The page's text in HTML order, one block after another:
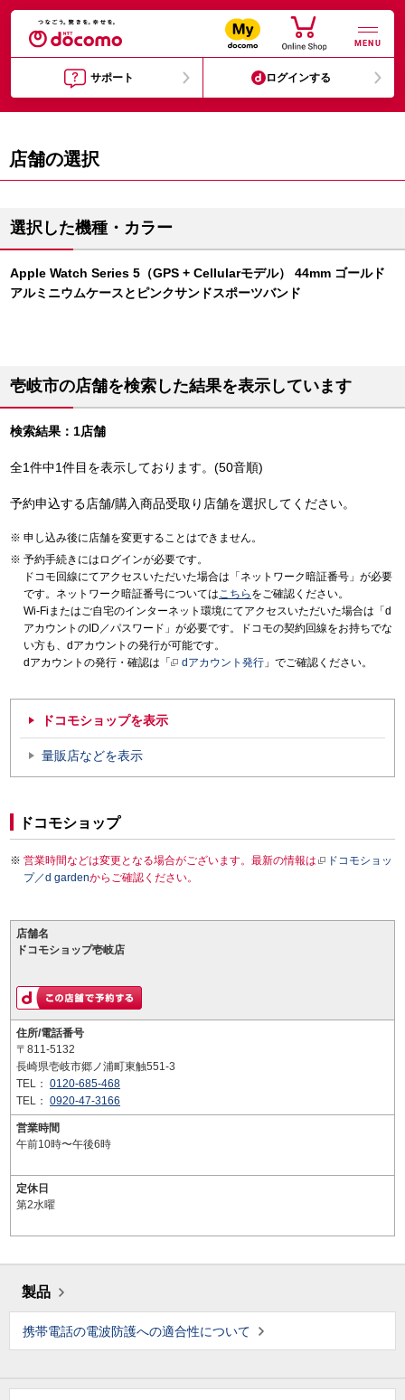
MENU
サポート ログインする
店舗の選択
選択した機種・カラー
Apple Watch Series 5（GPS + Cellularモデル） 44mm ゴールド
アルミニウムケースとピンクサンドスポーツバンド
壱岐市の店舗を検索した結果を表示しています
検索結果：1店舗
全1件中1件目を表示しております。(50音順)
予約申込する店舗/購入商品受取り店舗を選択してください。
申し込み後に店舗を変更することはできません。
予約手続きにはログインが必要です。
ドコモ回線にてアクセスいただいた場合は「ネットワーク暗証番号」が必要
です。ネットワーク暗証番号についてはこちら をご確認ください。
Wi-Fiまたはご自宅のインターネット環境にてアクセスいただいた場合は「d
アカウントのID／パスワード」が必要です。ドコモの契約回線をお持ちでな
い方も、dアカウントの発行が可能です。
dアカウントの発行・確認は「
dアカウント発行 」でご確認ください。
ドコモショップを表示
量販店などを表示
ドコモショップ
営業時間などは変更となる場合がございます。最新の情報は
ドコモショッ
プ／d gardenからご確認ください。
店舗名
ドコモショップ壱岐店
住所/電話番号
〒811-5132
長崎県壱岐市郷ノ浦町東触551-3
TEL： 0120-685-468
TEL： 0920-47-3166
営業時間
午前10時〜午後6時
定休日
第2水曜
製品
携帯電話の電波防護への適合性について